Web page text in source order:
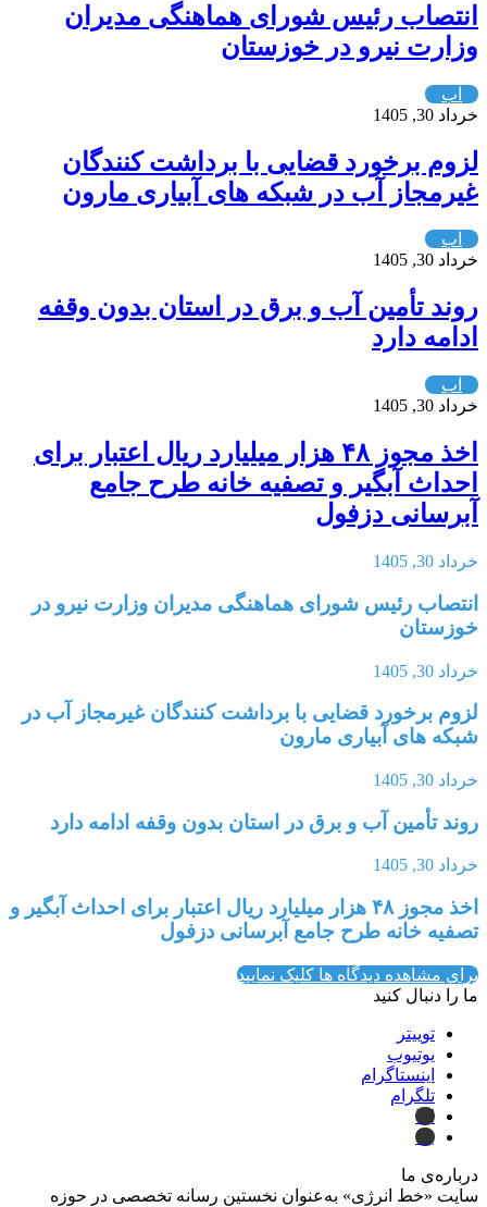
انتصاب رئیس شورای هماهنگی مدیران
وزارت نیرو در خوزستان
آب
خرداد 30, 1405
لزوم برخورد قضایی با برداشت کنندگان
غیرمجاز آب در شبکه های آبیاری مارون
آب
خرداد 30, 1405
روند تأمین آب و برق در استان بدون وقفه
ادامه دارد
آب
خرداد 30, 1405
اخذ مجوز ۴۸ هزار میلیارد ریال اعتبار برای
احداث آبگیر و تصفیه خانه طرح جامع
آبرسانی دزفول
خرداد 30, 1405
انتصاب رئیس شورای هماهنگی مدیران وزارت نیرو در
خوزستان
خرداد 30, 1405
لزوم برخورد قضایی با برداشت کنندگان غیرمجاز آب در
شبکه های آبیاری مارون
خرداد 30, 1405
روند تأمین آب و برق در استان بدون وقفه ادامه دارد
خرداد 30, 1405
اخذ مجوز ۴۸ هزار میلیارد ریال اعتبار برای احداث آبگیر و
تصفیه خانه طرح جامع آبرسانی دزفول
برای مشاهده دیدگاه ها کلیک نمایید
ما را دنبال کنید
توییتر
یوتیوب
اینستاگرام
تلگرام
ایتا
بله
درباره‌ی ما
سایت «خط انرژی» به‌عنوان نخستین رسانه تخصصی در حوزه